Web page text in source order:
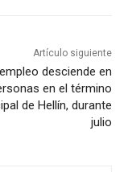
Artículo siguiente
desciende en
en el término
de Hellín, durante
julio